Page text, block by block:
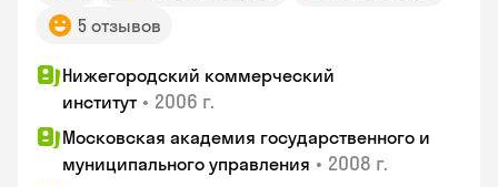
5 отзывов
Нижегородский коммерческий
институт • 2006 г.
Московская академия государственного и
муниципального управления • 2008 г.